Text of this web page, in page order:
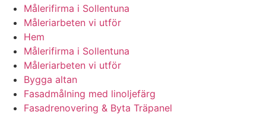
Målerifirma i Sollentuna
Måleriarbeten vi utför
Hem
Målerifirma i Sollentuna
Måleriarbeten vi utför
Bygga altan
Fasadmålning med linoljefärg
Fasadrenovering & Byta Träpanel